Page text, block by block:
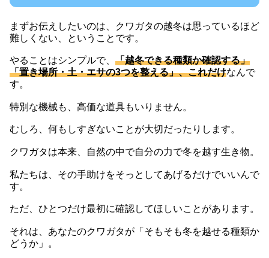
まずお伝えしたいのは、クワガタの越冬は思っているほど
難しくない、ということです。
やることはシンプルで、 「越冬できる種類か確認する」
「置き場所・土・エサの3つを整える」、これだけなんで
す。
特別な機械も、高価な道具もいりません。
むしろ、何もしすぎないことが大切だったりします。
クワガタは本来、自然の中で自分の力で冬を越す生き物。
私たちは、その手助けをそっとしてあげるだけでいいんで
す。
ただ、ひとつだけ最初に確認してほしいことがあります。
それは、あなたのクワガタが「そもそも冬を越せる種類か
どうか」。